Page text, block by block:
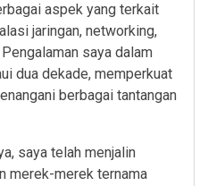
aspek yang terkait
jaringan, networking,
saya dalam
dua dekade, memperkuat
berbagai tantangan
saya telah menjalin
merek-merek ternama